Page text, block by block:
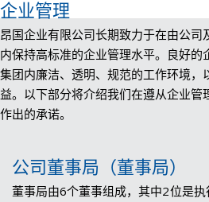
企业管理
昂国企业有限公司长期致力于在由公司
内保持高标准的企业管理水平。良好的
集团内廉洁、透明、规范的工作环境，
益。以下部分将介绍我们在遵从企业管
作出的承诺。
公司董事局（董事局）
董事局由6个董事组成，其中2位是